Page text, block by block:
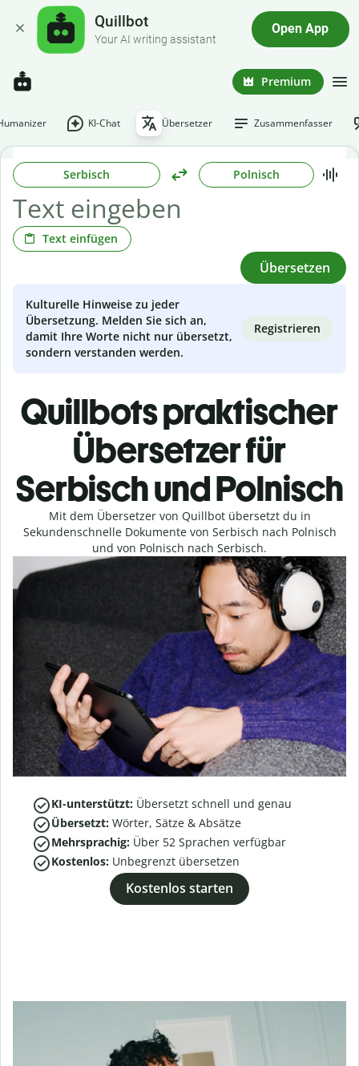
Quillbot
Your AI writing assistant
Open App
Premium
KI-Chat Übersetzer Zusammenfasser
Serbisch Polnisch
Text einfügen
Übersetzen
Kulturelle Hinweise zu jeder
Übersetzung. Melden Sie sich an,
damit Ihre Worte nicht nur übersetzt,
sondern verstanden werden.
Registrieren
Quillbots praktischer
Übersetzer für
Serbisch und Polnisch
Mit dem Übersetzer von Quillbot übersetzt du in
Sekundenschnelle Dokumente von Serbisch nach Polnisch
und von Polnisch nach Serbisch.
KI-unterstützt: Übersetzt schnell und genau
Übersetzt: Wörter, Sätze & Absätze
Mehrsprachig: Über 52 Sprachen verfügbar
Kostenlos: Unbegrenzt übersetzen
Kostenlos starten